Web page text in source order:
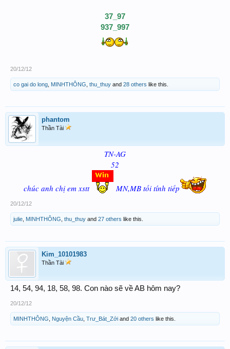
37_97
937_997
20/12/12
co gai do long MINHTHÔNG thu_thuy and 28 others like this.
phantom
Thần Tài
TN-AG
52
chúc anh chị em xstt MN,MB tối tính tiếp
20/12/12
julie MINHTHÔNG thu_thuy and 27 others like this.
Kim_10101983
Thần Tài
14, 54, 94, 18, 58, 98. Con nào sẽ về AB hôm nay?
20/12/12
MINHTHÔNG Nguyện Cầu Trư_Bát_Zới and 20 others like this.